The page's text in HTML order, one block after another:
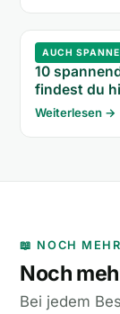
AUCH
10
findest du
Weiterlesen →
📖 NOCH
Noch
Bei jedem